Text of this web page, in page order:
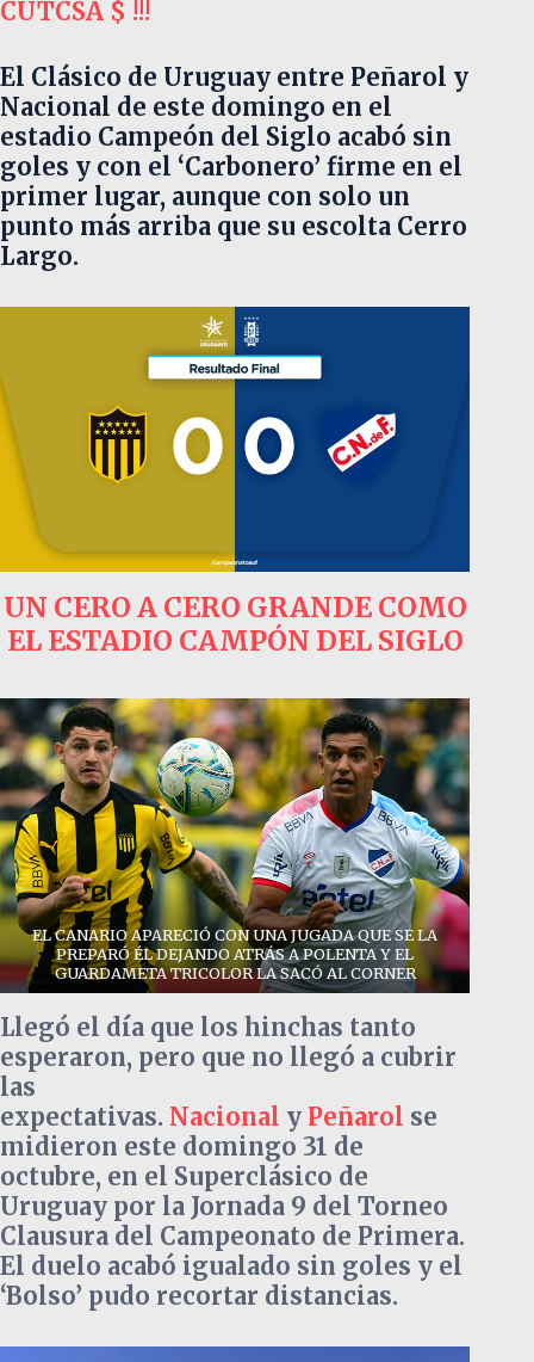
CUTCSA $ !!!
El Clásico de Uruguay entre Peñarol y
Nacional de este domingo en el
estadio Campeón del Siglo acabó sin
goles y con el ‘Carbonero’ firme en el
primer lugar, aunque con solo un
punto más arriba que su escolta Cerro
Largo.
UN CERO A CERO GRANDE COMO
EL ESTADIO CAMPÓN DEL SIGLO
EL CANARIO APARECIÓ CON UNA JUGADA QUE SE LA
PREPARÓ ÉL DEJANDO ATRÁS A POLENTA Y EL
GUARDAMETA TRICOLOR LA SACÓ AL CORNER
Llegó el día que los hinchas tanto
esperaron, pero que no llegó a cubrir
las
expectativas. Nacional y Peñarol se
midieron este domingo 31 de
octubre, en el Superclásico de
Uruguay por la Jornada 9 del Torneo
Clausura del Campeonato de Primera.
El duelo acabó igualado sin goles y el
‘Bolso’ pudo recortar distancias.